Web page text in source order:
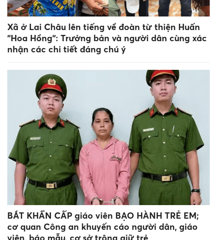
Xã ở Lai Châu lên tiếng về đoàn từ thiện Huấn
"Hoa Hồng": Trưởng bản và người dân cùng xác
nhận các chi tiết đáng chú ý
BẮT KHẨN CẤP giáo viên BẠO HÀNH TRẺ EM;
cơ quan Công an khuyến cáo người dân, giáo
viên, báo mẫu, cơ sở trông giữ trẻ